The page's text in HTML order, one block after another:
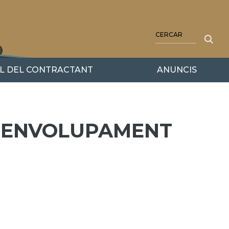
DEL CONTRACTANT ANUNCIS